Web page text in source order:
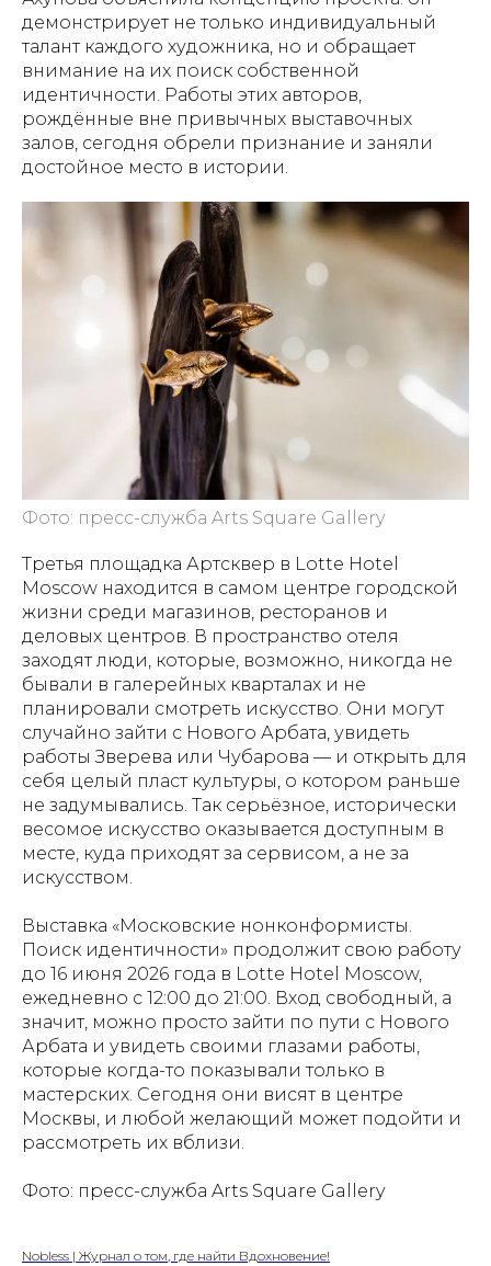
демонстрирует не только индивидуальный
талант каждого художника, но и обращает
внимание на их поиск собственной
идентичности. Работы этих авторов,
рождённые вне привычных выставочных
залов, сегодня обрели признание и заняли
достойное место в истории.
Фото: пресс-служба Arts Square Gallery
Третья площадка Артсквер в Lotte Hotel
Moscow находится в самом центре городской
жизни среди магазинов, ресторанов и
деловых центров. В пространство отеля
заходят люди, которые, возможно, никогда не
бывали в галерейных кварталах и не
планировали смотреть искусство. Они могут
случайно зайти с Нового Арбата, увидеть
работы Зверева или Чубарова — и открыть для
себя целый пласт культуры, о котором раньше
не задумывались. Так серьёзное, исторически
весомое искусство оказывается доступным в
месте, куда приходят за сервисом, а не за
искусством.
Выставка «Московские нонконформисты.
Поиск идентичности» продолжит свою работу
до 16 июня 2026 года в Lotte Hotel Moscow,
ежедневно с 12:00 до 21:00. Вход свободный, а
значит, можно просто зайти по пути с Нового
Арбата и увидеть своими глазами работы,
которые когда-то показывали только в
мастерских. Сегодня они висят в центре
Москвы, и любой желающий может подойти и
рассмотреть их вблизи.
Фото: пресс-служба Arts Square Gallery
Nobless | Журнал о том, где найти Вдохновение!